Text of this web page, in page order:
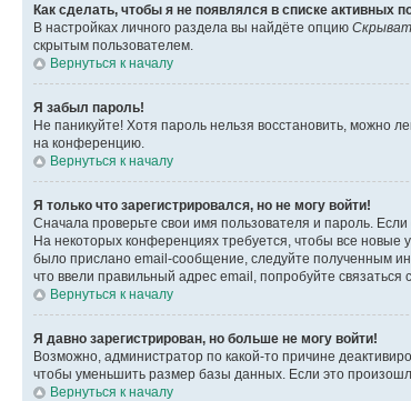
Как сделать, чтобы я не появлялся в списке активных
В настройках личного раздела вы найдёте опцию
скрытым пользователем.
Вернуться к началу
Я забыл пароль!
Не паникуйте! Хотя пароль нельзя восстановить, можно
на конференцию.
Вернуться к началу
Я только что зарегистрировался, но не могу войти!
Сначала проверьте свои имя пользователя и пароль.
На некоторых конференциях требуется, чтобы все
было прислано email-сообщение, следуйте полученным
что ввели правильный адрес email, попробуйте связаться
Вернуться к началу
Я давно зарегистрирован, но больше не могу войти!
Возможно, администратор по какой-то причине
чтобы уменьшить размер базы данных. Если это
Вернуться к началу